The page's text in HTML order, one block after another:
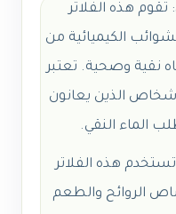
هذه الفلاتر
الكيميائية من
نقية وصحية. تعتبر
الذين يعانون
الماء النقي.
هذه الفلاتر
الروائح والطعم